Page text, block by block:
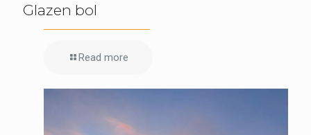
Glazen bol
Read more